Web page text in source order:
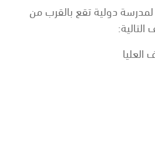
دولية تقع بالقرب من